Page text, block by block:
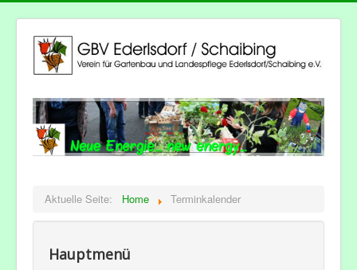
Aktuelle Seite: Home Terminkalender
Hauptmenü